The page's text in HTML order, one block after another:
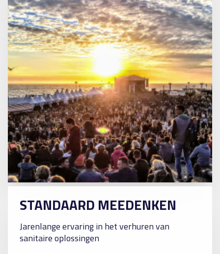
STANDAARD MEEDENKEN
Jarenlange ervaring in het verhuren van
sanitaire oplossingen